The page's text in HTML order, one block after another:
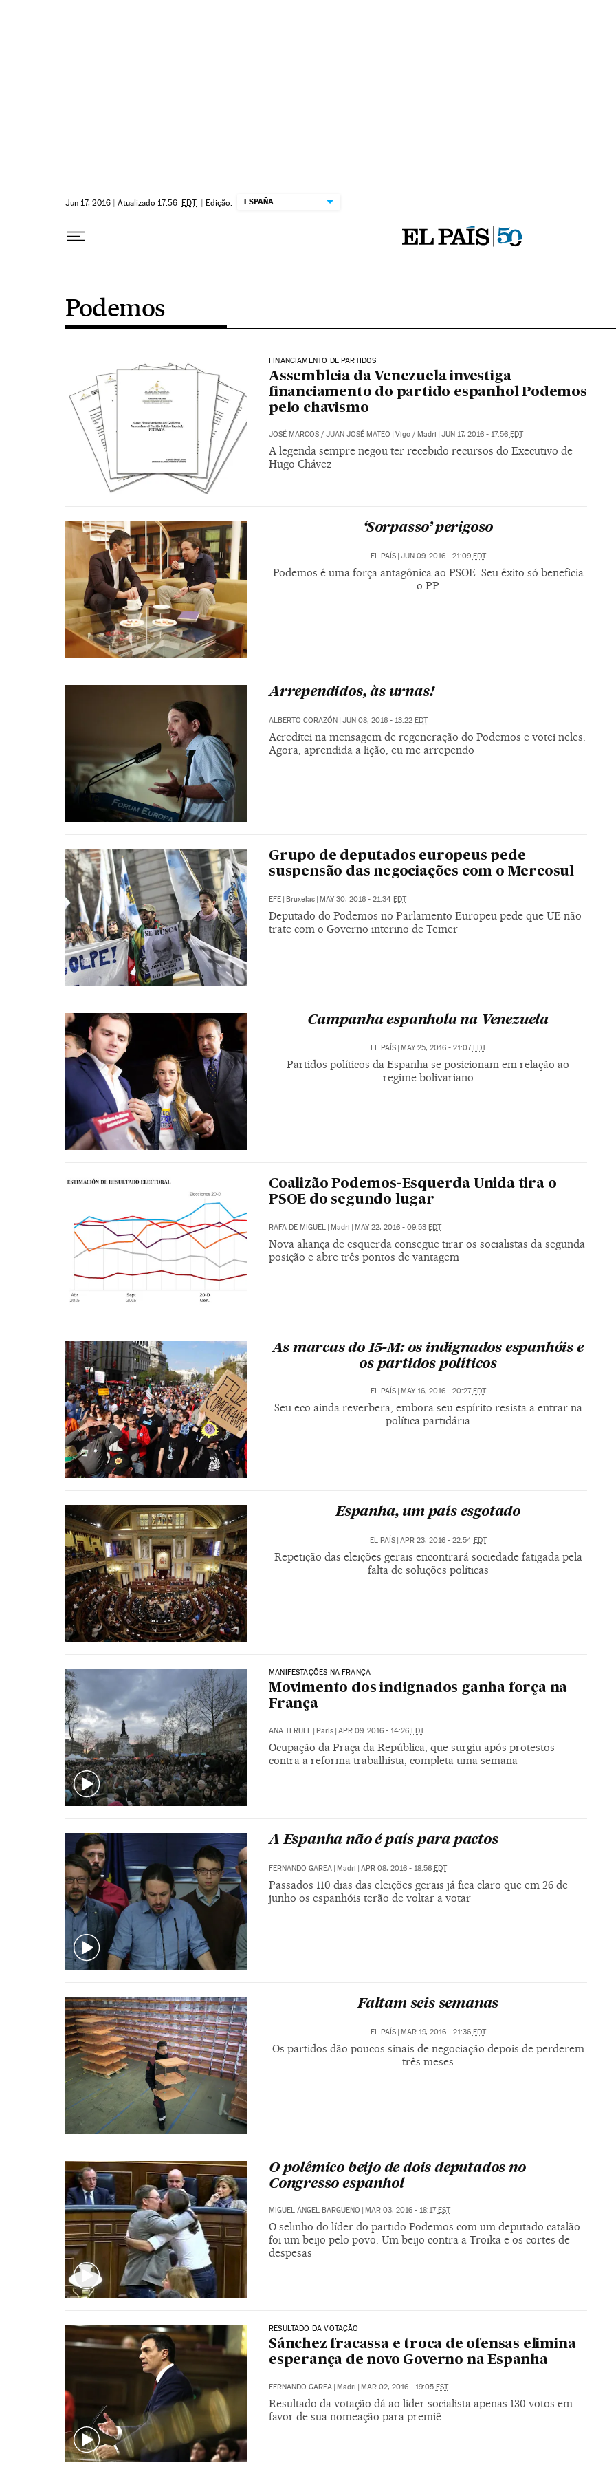
Jun 17, 2016 | Atualizado 17:56 EDT | Edição: ESPAÑA
Podemos
FINANCIAMENTO DE PARTIDOS
Assembleia da Venezuela investiga
financiamento do partido espanhol Podemos
pelo chavismo
JOSÉ MARCOS/ JUAN JOSÉ MATEO | Vigo / Madri | JUN 17, 2016 - 17:56 EDT
A legenda sempre negou ter recebido recursos do Executivo de
Hugo Chávez
‘Sorpasso’ perigoso
EL PAÍS JUN 09, 2016 - 21:09 EDT
Podemos é uma força antagônica ao PSOE. Seu êxito só beneficia
o PP
Arrependidos, às urnas!
ALBERTO CORAZÓN | JUN 08, 2016 - 13:22 EDT
Acreditei na mensagem de regeneração do Podemos e votei neles.
Agora, aprendida a lição, eu me arrependo
Grupo de deputados europeus pede
suspensão das negociações com o Mercosul
EFE | Bruxelas | MAY 30, 2016 - 21:34 EDT
Deputado do Podemos no Parlamento Europeu pede que UE não
trate com o Governo interino de Temer
Campanha espanhola na Venezuela
EL PAÍS MAY 25, 2016 - 21:07 EDT
Partidos políticos da Espanha se posicionam em relação ao
regime bolivariano
Coalizão Podemos-Esquerda Unida tira o
PSOE do segundo lugar
RAFA DE MIGUEL | Madri | MAY 22, 2016 - 09:53 EDT
Nova aliança de esquerda consegue tirar os socialistas da segunda
posição e abre três pontos de vantagem
As marcas do 15-M: os indignados espanhóis e
os partidos políticos
EL PAÍS MAY 16, 2016 - 20:27 EDT
Seu eco ainda reverbera, embora seu espírito resista a entrar na
política partidária
Espanha, um país esgotado
EL PAÍS | APR 23, 2016 - 22:54 EDT
Repetição das eleições gerais encontrará sociedade fatigada pela
falta de soluções políticas
MANIFESTAÇÕES NA FRANÇA
Movimento dos indignados ganha força na
França
ANA TERUEL Paris APR 09, 2016 - 14:26 EDT
Ocupação da Praça da República, que surgiu após protestos
contra a reforma trabalhista, completa uma semana
A Espanha não é país para pactos
FERNANDO GAREA | Madri | APR 08, 2016 - 18:56 EDT
Passados 110 dias das eleições gerais já fica claro que em 26 de
junho os espanhóis terão de voltar a votar
Faltam seis semanas
EL PAÍS | MAR 19, 2016 - 21:36 EDT
Os partidos dão poucos sinais de negociação depois de perderem
três meses
O polêmico beijo de dois deputados no
Congresso espanhol
MIGUEL ÁNGEL BARGUEÑO MAR 03, 2016 - 18:17 EST
O selinho do líder do partido Podemos com um deputado catalão
foi um beijo pelo povo. Um beijo contra a Troika e os cortes de
despesas
RESULTADO DA VOTAÇÃO
Sánchez fracassa e troca de ofensas elimina
esperança de novo Governo na Espanha
FERNANDO GAREA | Madri | MAR 02, 2016 - 19:05 EST
Resultado da votação dá ao líder socialista apenas 130 votos em
favor de sua nomeação para premiê